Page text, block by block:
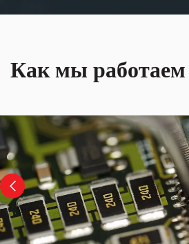
Как мы работаем